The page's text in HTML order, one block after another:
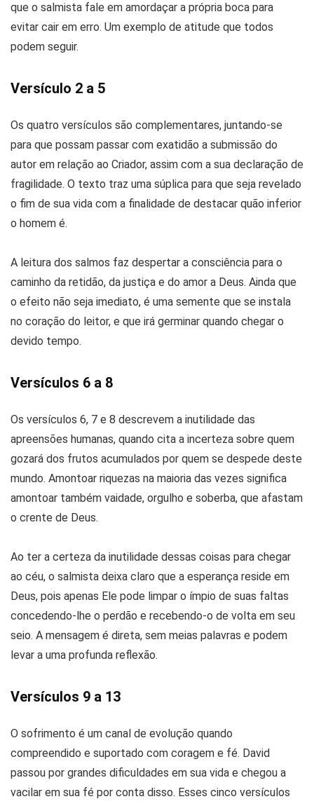
que o salmista fale em amordaçar a própria boca para
evitar cair em erro. Um exemplo de atitude que todos
podem seguir.
Versículo 2 a 5
Os quatro versículos são complementares, juntando-se
para que possam passar com exatidão a submissão do
autor em relação ao Criador, assim com a sua declaração de
fragilidade. O texto traz uma súplica para que seja revelado
o fim de sua vida com a finalidade de destacar quão inferior
o homem é.
A leitura dos salmos faz despertar a consciência para o
caminho da retidão, da justiça e do amor a Deus. Ainda que
o efeito não seja imediato, é uma semente que se instala
no coração do leitor, e que irá germinar quando chegar o
devido tempo.
Versículos 6 a 8
Os versículos 6, 7 e 8 descrevem a inutilidade das
apreensões humanas, quando cita a incerteza sobre quem
gozará dos frutos acumulados por quem se despede deste
mundo. Amontoar riquezas na maioria das vezes significa
amontoar também vaidade, orgulho e soberba, que afastam
o crente de Deus.
Ao ter a certeza da inutilidade dessas coisas para chegar
ao céu, o salmista deixa claro que a esperança reside em
Deus, pois apenas Ele pode limpar o ímpio de suas faltas
concedendo-lhe o perdão e recebendo-o de volta em seu
seio. A mensagem é direta, sem meias palavras e podem
levar a uma profunda reflexão.
Versículos 9 a 13
O sofrimento é um canal de evolução quando
compreendido e suportado com coragem e fé. David
passou por grandes dificuldades em sua vida e chegou a
vacilar em sua fé por conta disso. Esses cinco versículos